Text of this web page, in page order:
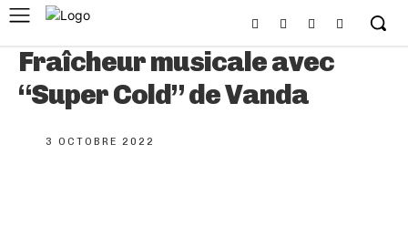
Fraîcheur musicale avec
“Super Cold” de Vanda
3 OCTOBRE 2022